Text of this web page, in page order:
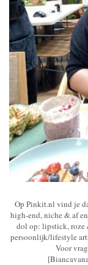
Op Pinkit.nl vind je
high-end, niche & af
dol op: lipstick, roze
persoonlijk/lifestyle
Voor